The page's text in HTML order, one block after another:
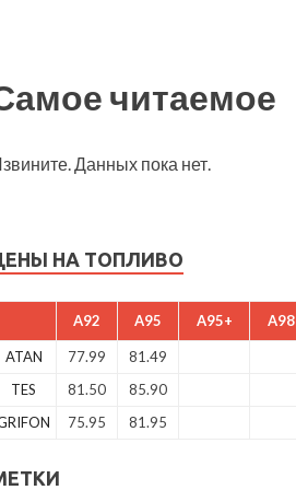
читаемое
Данных пока нет.
НА ТОПЛИВО
A92 A95 A95+ A98
ATAN 77.99 81.49
TES
81.50 85.90
75.95 81.95